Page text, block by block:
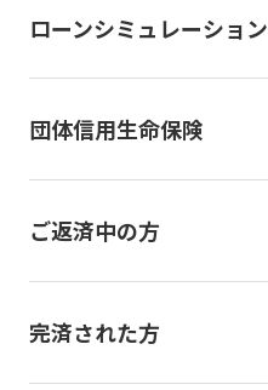
ローンシミュレーション
団体信用生命保険
ご返済中の方
完済された方